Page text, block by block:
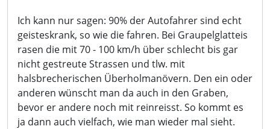
Ich kann nur sagen: 90% der Autofahrer sind echt
geisteskrank, so wie die fahren. Bei Graupelglatteis
rasen die mit 70 - 100 km/h über schlecht bis gar
nicht gestreute Strassen und tlw. mit
halsbrecherischen Überholmanövern. Den ein oder
anderen wünscht man da auch in den Graben,
bevor er andere noch mit reinreisst. So kommt es
ja dann auch vielfach, wie man wieder mal sieht.